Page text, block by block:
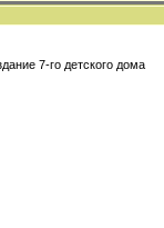
7-го детского дома